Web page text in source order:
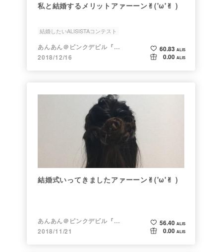
私と結婚するメリットアァーーン✌︎('ω'✌︎ )
結婚したいALISISTAコンテスト
あんあん＠ピンクデビル『変態』
2018/12/16
60.83 ALIS
0.00 ALIS
結婚式いってきましたアァーーン✌︎('ω'✌︎ )
あんあん＠ピンクデビル『変態』
2018/11/21
56.40 ALIS
0.00 ALIS